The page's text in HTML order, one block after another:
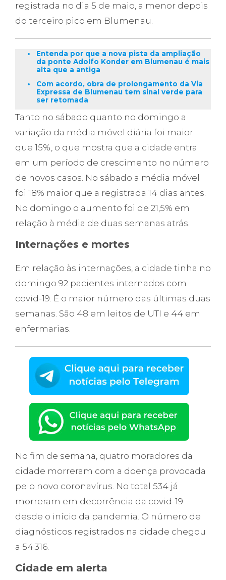
registrada no dia 5 de maio, a menor depois
do terceiro pico em Blumenau.
Entenda por que a nova pista da ampliação
da ponte Adolfo Konder em Blumenau é mais
alta que a antiga
Com acordo, obra de prolongamento da Via
Expressa de Blumenau tem sinal verde para
ser retomada
Tanto no sábado quanto no domingo a
variação da média móvel diária foi maior
que 15%, o que mostra que a cidade entra
em um período de crescimento no número
de novos casos. No sábado a média móvel
foi 18% maior que a registrada 14 dias antes.
No domingo o aumento foi de 21,5% em
relação à média de duas semanas atrás.
Internações e mortes
Em relação às internações, a cidade tinha no
domingo 92 pacientes internados com
covid-19. É o maior número das últimas duas
semanas. São 48 em leitos de UTI e 44 em
enfermarias.
No fim de semana, quatro moradores da
cidade morreram com a doença provocada
pelo novo coronavírus. No total 534 já
morreram em decorrência da covid-19
desde o início da pandemia. O número de
diagnósticos registrados na cidade chegou
a 54.316.
Cidade em alerta